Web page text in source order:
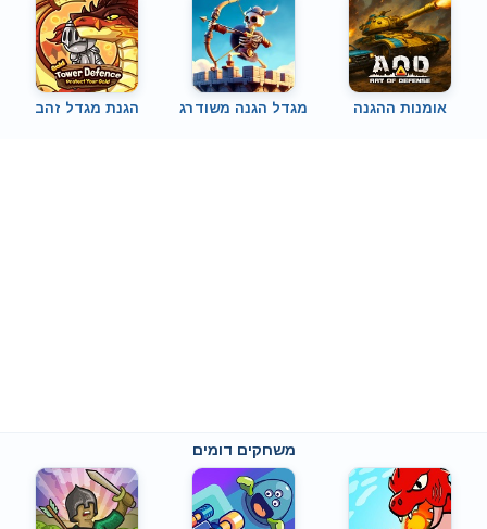
אומנות ההגנה מגדל הגנה משודרג הגנת מגדל זהב
משחקים דומים